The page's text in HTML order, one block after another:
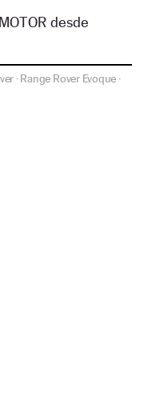
desde
·Range Rover Evoque ·